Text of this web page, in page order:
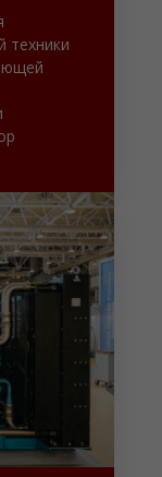
техники